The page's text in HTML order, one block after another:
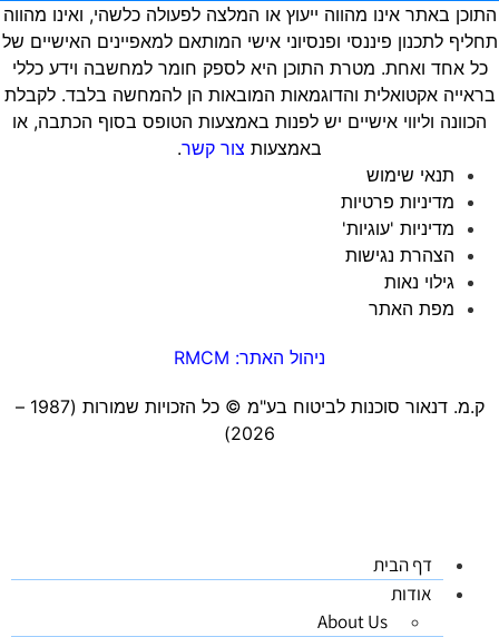
באתר אינו מהווה ייעוץ או המלצה לפעולה כלשהי, ואינו מהווה
לתכנון פיננסי ופנסיוני אישי המותאם למאפיינים האישיים של
כל אחד ואחת. מטרת התוכן היא לספק חומר למחשבה וידע כללי
בראייה אקטואלית והדוגמאות המובאות הן להמחשה בלבד. לקבלת
הכוונה וליווי אישיים יש לפנות באמצעות הטופס בסוף הכתבה, או
באמצעות צור קשר.
תנאי שימוש
מדיניות פרטיות
מדיניות 'עוגיות'
הצהרת נגישות
גילוי נאות
מפת האתר
ניהול האתר: RMCM
ק.מ. דנאור סוכנות לביטוח בע"מ ©️ כל הזכויות שמורות (1987 –
2026)
דף הבית
אודות
About Us